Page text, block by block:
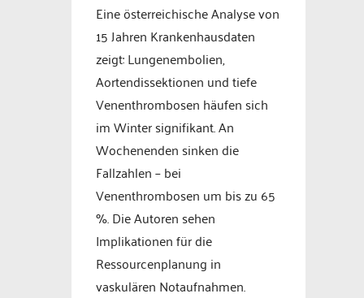
Eine österreichische Analyse von
15 Jahren Krankenhausdaten
zeigt: Lungenembolien,
Aortendissektionen und tiefe
Venenthrombosen häufen sich
im Winter signifikant. An
Wochenenden sinken die
Fallzahlen – bei
Venenthrombosen um bis zu 65
%. Die Autoren sehen
Implikationen für die
Ressourcenplanung in
vaskulären Notaufnahmen.